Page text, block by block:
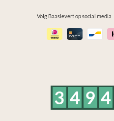
Volg Baaslevert op social media
3 4 9 4